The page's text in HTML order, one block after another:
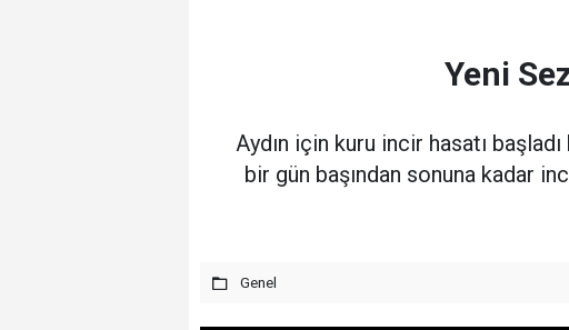
Yeni
Aydın için kuru incir hasatı
bir gün başından sonuna kadar
Genel